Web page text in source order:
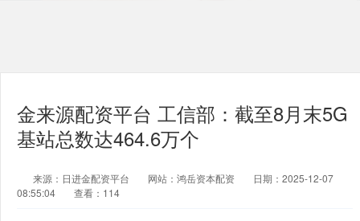
金来源配资平台 工信部：截至8月末5G
基站总数达464.6万个
来源：日进金配资平台 网站：鸿岳资本配资
日期：2025-12-07
08:55:04
查看：114